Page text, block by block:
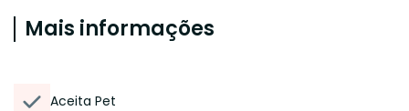
Mais informações
Aceita Pet